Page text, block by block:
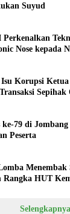
Suyud
Nose kepada
Korupsi
79 di
Peserta
Rangka HUT
Selengkapnya